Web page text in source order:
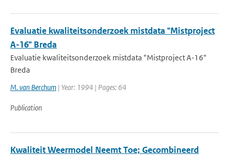
Evaluatie kwaliteitsonderzoek mistdata "Mistproject
A-16" Breda
Evaluatie kwaliteitsonderzoek mistdata "Mistproject A-16"
Breda
M. van Berchum | Year: 1994 | Pages: 64
Publication
Kwaliteit Weermodel Neemt Toe; Gecombineerd